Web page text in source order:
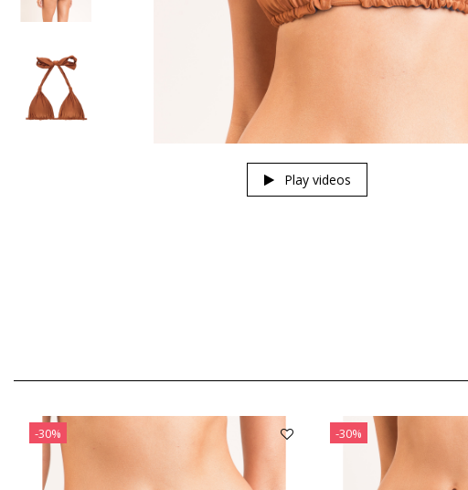
Play videos
-30% -30%